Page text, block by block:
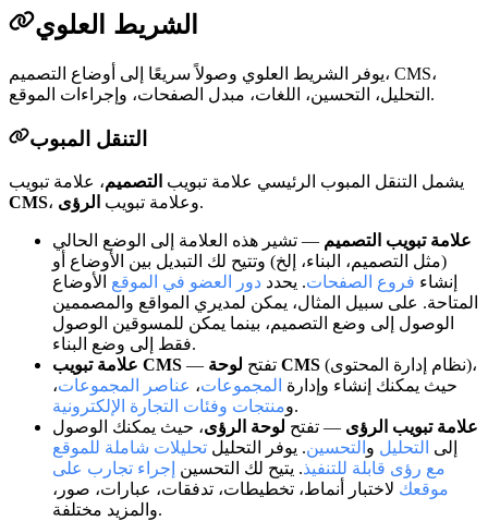
الشريط العلوي
يوفر الشريط العلوي وصولاً سريعًا إلى أوضاع التصميم، CMS،
التحليل، التحسين، اللغات، مبدل الصفحات، وإجراءات الموقع.
التنقل المبوب
يشمل التنقل المبوب الرئيسي علامة تبويب التصميم، علامة تبويب
CMS
، وعلامة تبويب الرؤى .
علامة تبويب التصميم — تشير هذه العلامة إلى الوضع الحالي
(مثل التصميم، البناء، إلخ) وتتيح لك التبديل بين الأوضاع أو
إنشاء فروع الصفحات. يحدد دور العضو في الموقع الأوضاع
المتاحة. على سبيل المثال، يمكن لمديري المواقع والمصممين
الوصول إلى وضع التصميم، بينما يمكن للمسوقين الوصول
فقط إلى وضع البناء.
علامة تبويب CMS
— تفتح لوحة CMS (نظام إدارة المحتوى)،
حيث يمكنك إنشاء وإدارة المجموعات، عناصر المجموعات،
ومنتجات وفئات التجارة الإلكترونية .
علامة تبويب الرؤى — تفتح لوحة الرؤى، حيث يمكنك الوصول
إلى التحليل و التحسين. يوفر التحليل تحليلات شاملة للموقع
مع رؤى قابلة للتنفيذ. يتيح لك التحسين إجراء تجارب على
موقعك لاختبار أنماط، تخطيطات، تدفقات، عبارات، صور،
والمزيد مختلفة.